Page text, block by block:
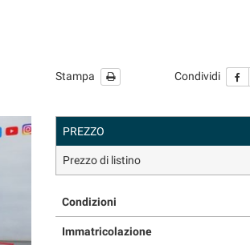
Stampa Condividi
PREZZO
Prezzo di listino
Condizioni
Immatricolazione